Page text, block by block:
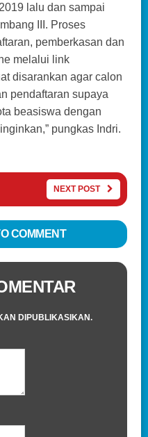
lalu dan sampai
III. Proses
pemberkasan dan
melalui link
disarankan agar calon
pendaftaran supaya
beasiswa dengan
pungkas Indri.
NEXT POST
COMMENT
DIPUBLIKASIKAN.